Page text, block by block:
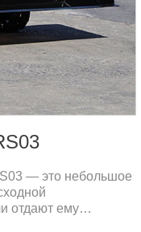
— это небольшое
отдают ему